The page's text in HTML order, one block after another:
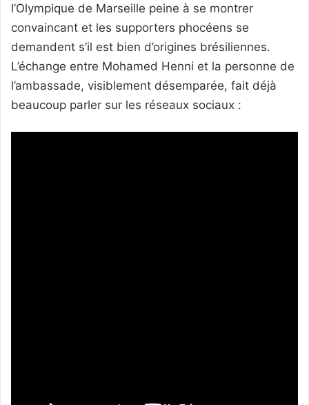
l’Olympique de Marseille peine à se montrer
convaincant et les supporters phocéens se
demandent s’il est bien d’origines brésiliennes.
L’échange entre Mohamed Henni et la personne de
l’ambassade, visiblement désemparée, fait déjà
beaucoup parler sur les réseaux sociaux :